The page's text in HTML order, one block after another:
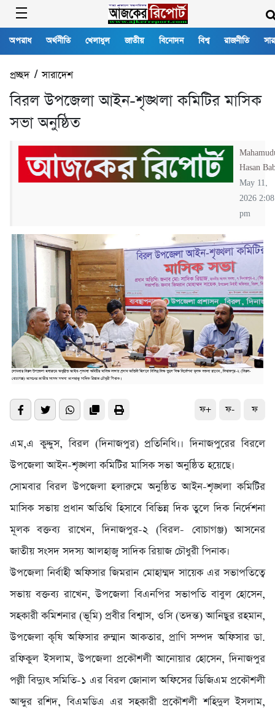
অপরাধ অর্থনীতি খেলাধুল জাতীয় বিনোদন বিশ্ব রাজনীতি
প্রচ্ছদ/সারাদেশ
বিরল উপজেলা আইন-শৃঙ্খলা কমিটির মাসিক
সভা অনুষ্ঠিত
Hasan
May 11,
2026 2:08
pm
ফ+ ফ- ফ
এম,এ কুদ্দুস, বিরল (দিনাজপুর) প্রতিনিধি।। দিনাজপুরের বিরলে
উপজেলা আইন-শৃঙ্খলা কমিটির মাসিক সভা অনুষ্ঠিত হয়েছে।
সোমবার বিরল উপজেলা হলারুমে অনুষ্ঠিত আইন-শৃঙ্খলা কমিটির
মাসিক সভায় প্রধান অতিথি হিসাবে বিভিন্ন দিক তুলে দিক নির্দেশনা
মূলক বক্তব্য রাখেন, দিনাজপুর-২ (বিরল- বোচাগঞ্জ) আসনের
জাতীয় সংসদ সদস্য আলহাজ্ব সাদিক রিয়াজ চৌধুরী পিনাক।
উপজেলা নির্বাহী অফিসার জিমরান মোহাম্মদ সায়েক এর সভাপতিত্বে
সভায় বক্তব্য রাখেন, উপজেলা বিএনপির সভাপতি বাবুল হোসেন,
সহকারী কমিশনার (ভূমি) প্রবীর বিশ্বাস, ওসি (তদন্ত) আনিছুর রহমান,
উপজেলা কৃষি অফিসার রুম্মান আকতার, প্রাণি সম্পদ অফিসার ডা.
রফিকুল ইসলাম, উপজেলা প্রকৌশলী আনোয়ার হোসেন, দিনাজপুর
পল্লী বিদ্যুৎ সমিতি-১ এর বিরল জোনাল অফিসের ডিজিএম প্রকৌশলী
আব্দুর রশিদ, বিএমডিএ এর সহকারী প্রকৌশলী শহিদুল ইসলাম,